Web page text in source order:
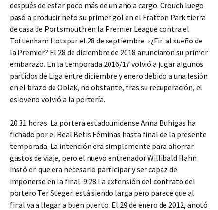
después de estar poco más de un año a cargo. Crouch luego
pasó a producir neto su primer gol en el Fratton Park tierra
de casa de Portsmouth en la Premier League contra el
Tottenham Hotspur el 28 de septiembre. «¿Fin al sueño de
la Premier? El 28 de diciembre de 2018 anunciaron su primer
embarazo. En la temporada 2016/17 volvió a jugar algunos
partidos de Liga entre diciembre y enero debido a una lesión
en el brazo de Oblak, no obstante, tras su recuperación, el
esloveno volvió a la portería.
20:31 horas. La portera estadounidense Anna Buhigas ha
fichado por el Real Betis Féminas hasta final de la presente
temporada. La intención era simplemente para ahorrar
gastos de viaje, pero el nuevo entrenador Willibald Hahn
instó en que era necesario participar y ser capaz de
imponerse en la final. 9:28 La extensión del contrato del
portero Ter Stegen está siendo larga pero parece que al
final va a llegar a buen puerto. El 29 de enero de 2012, anotó